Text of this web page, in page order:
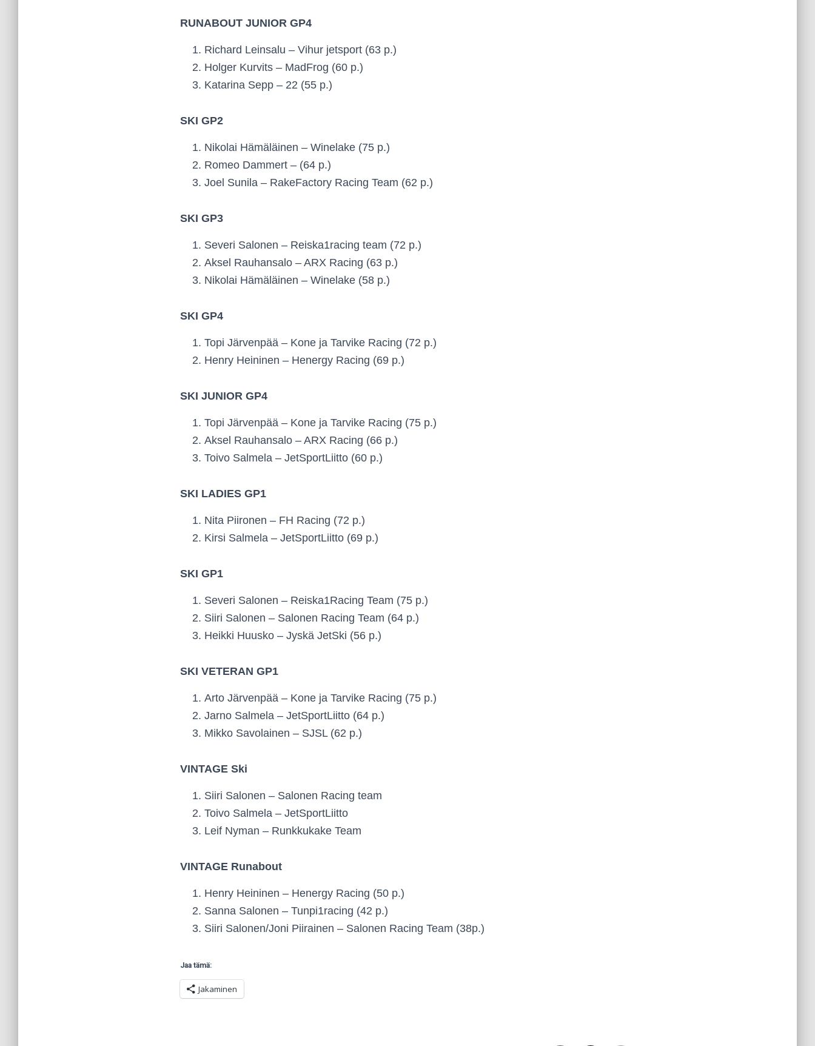
RUNABOUT JUNIOR GP4
Richard Leinsalu – Vihur jetsport (63 p.)
Holger Kurvits – MadFrog (60 p.)
Katarina Sepp – 22 (55 p.)
SKI GP2
Nikolai Hämäläinen – Winelake (75 p.)
Romeo Dammert – (64 p.)
Joel Sunila – RakeFactory Racing Team (62 p.)
SKI GP3
Severi Salonen – Reiska1racing team (72 p.)
Aksel Rauhansalo – ARX Racing (63 p.)
Nikolai Hämäläinen – Winelake (58 p.)
SKI GP4
Topi Järvenpää – Kone ja Tarvike Racing (72 p.)
Henry Heininen – Henergy Racing (69 p.)
SKI JUNIOR GP4
Topi Järvenpää – Kone ja Tarvike Racing (75 p.)
Aksel Rauhansalo – ARX Racing (66 p.)
Toivo Salmela – JetSportLiitto (60 p.)
SKI LADIES GP1
Nita Piironen – FH Racing (72 p.)
Kirsi Salmela – JetSportLiitto (69 p.)
SKI GP1
Severi Salonen – Reiska1Racing Team (75 p.)
Siiri Salonen – Salonen Racing Team (64 p.)
Heikki Huusko – Jyskä JetSki (56 p.)
SKI VETERAN GP1
Arto Järvenpää – Kone ja Tarvike Racing (75 p.)
Jarno Salmela – JetSportLiitto (64 p.)
Mikko Savolainen – SJSL (62 p.)
VINTAGE Ski
Siiri Salonen – Salonen Racing team
Toivo Salmela – JetSportLiitto
Leif Nyman – Runkkukake Team
VINTAGE Runabout
Henry Heininen – Henergy Racing (50 p.)
Sanna Salonen – Tunpi1racing (42 p.)
Siiri Salonen/Joni Piirainen – Salonen Racing Team (38p.)
Jaa tämä:
Jakaminen